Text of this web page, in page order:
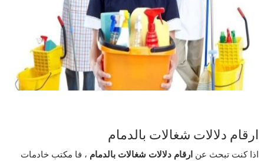
ارقام دلالات شغالات بالدمام
اذا كنت تبحث عنارقام دلالات شغالات بالدمام ، فا مكتب خادمات